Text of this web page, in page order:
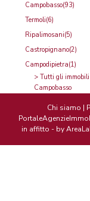
Campobasso(93)
Termoli(6)
Ripalimosani(5)
Castropignano(2)
Campodipietra(1)
> Tutti gli
Campobasso
Chi siamo |
in affitto - by